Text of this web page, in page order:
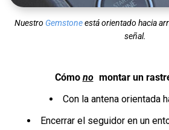
Nuestro Gemstoneestá orientado hacia
señal.
Cómo no montar un
Con la antena orientada
Encerrar el seguidor en un